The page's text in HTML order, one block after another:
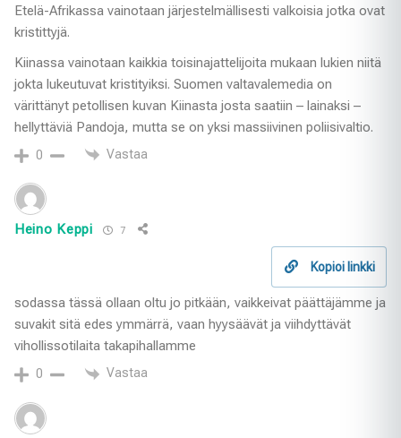
Etelä-Afrikassa vainotaan järjestelmällisesti valkoisia jotka ovat
kristittyjä.
Kiinassa vainotaan kaikkia toisinajattelijoita mukaan lukien niitä
jokta lukeutuvat kristityiksi. Suomen valtavalemedia on
värittänyt petollisen kuvan Kiinasta josta saatiin – lainaksi –
hellyttäviä Pandoja, mutta se on yksi massiivinen poliisivaltio.
0 Vastaa
Heino Keppi 7
Kopioi linkki
sodassa tässä ollaan oltu jo pitkään, vaikkeivat päättäjämme ja
suvakit sitä edes ymmärrä, vaan hyysäävät ja viihdyttävät
vihollissotilaita takapihallamme
0 Vastaa